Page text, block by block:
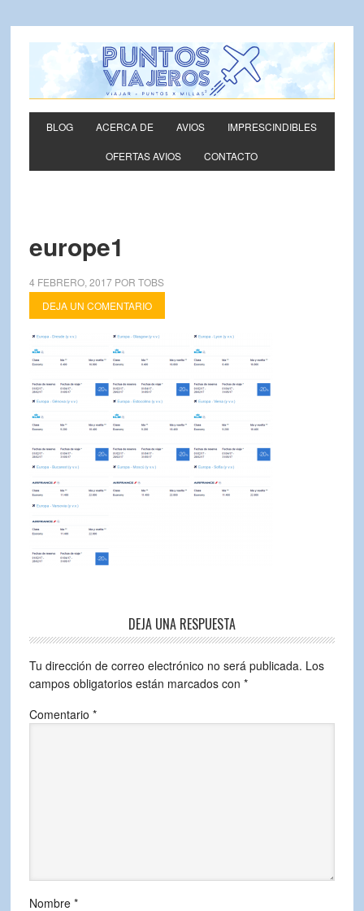
BLOG ACERCA DE AVIOS IMPRESCINDIBLES
OFERTAS AVIOS CONTACTO
europe1
4 FEBRERO, 2017POR TOBS
DEJA UN COMENTARIO
DEJA UNA RESPUESTA
Tu dirección de correo electrónico no será publicada. Los
campos obligatorios están marcados con *
Comentario *
Nombre *